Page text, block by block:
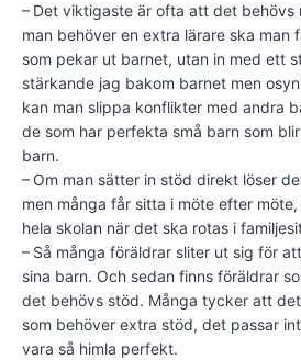
– Det viktigaste är ofta att det behövs
man behöver en extra lärare ska
som pekar ut barnet, utan in med ett
stärkande jag bakom barnet men
kan man slippa konflikter med andra
de som har perfekta små barn som
barn.
– Om man sätter in stöd direkt löser
men många får sitta i möte efter
hela skolan när det ska rotas i
– Så många föräldrar sliter ut sig för
sina barn. Och sedan finns föräldrar
det behövs stöd. Många tycker att
som behöver extra stöd, det passar
vara så himla perfekt.